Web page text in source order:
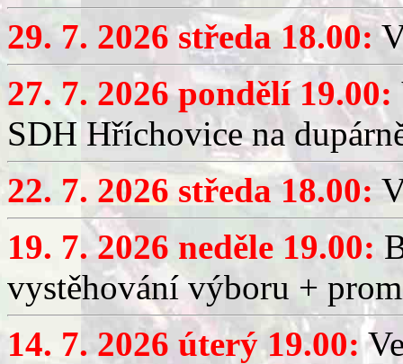
29. 7. 2026 středa 18.00:
27. 7. 2026 pondělí 19.00:
SDH Hříchovice na
22. 7. 2026 středa 18.00:
19. 7. 2026 neděle 19.00:
vystěhování výboru +
14. 7. 2026 úterý 19.00: